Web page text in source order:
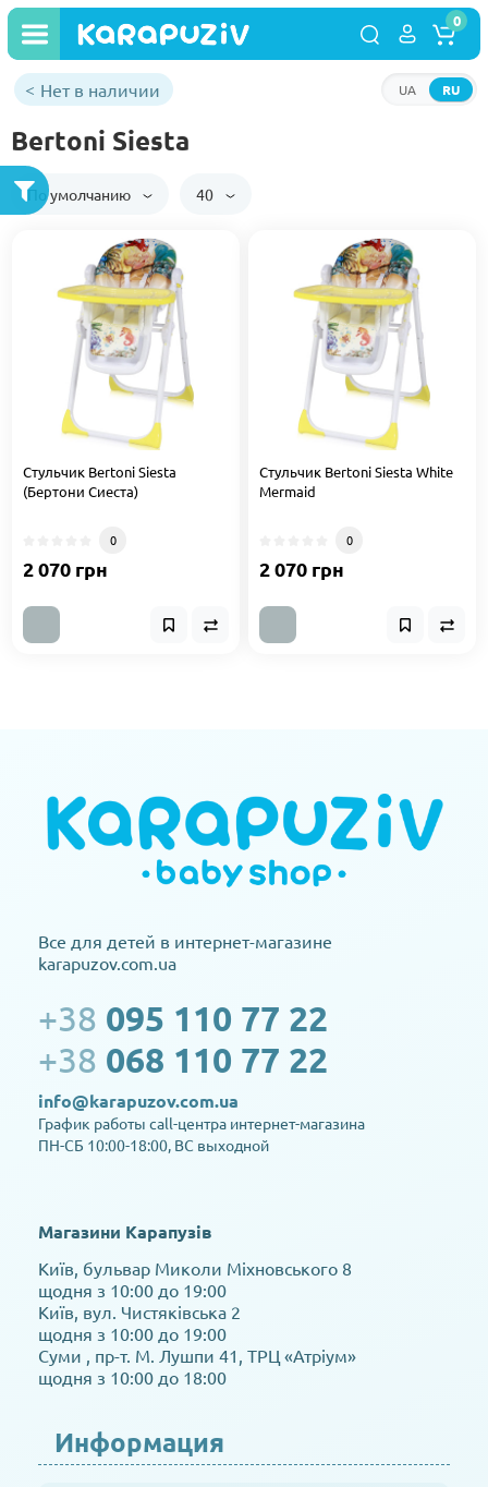
RU
UA
0
Нет в наличии
Bertoni Siesta
По умолчанию 40
Стульчик Bertoni Siesta
(Бертони Сиеста)
0
2 070 грн
Стульчик Bertoni Siesta White
Mermaid
0
2 070 грн
Все для детей в интернет-магазине
karapuzov.com.ua
+38 095 110 77 22
+38 068 110 77 22
info@karapuzov.com.ua
График работы call-центра интернет-магазина
ПН-СБ 10:00-18:00, ВС выходной
Магазини Карапузів
Київ, бульвар Миколи Міхновського 8
щодня з 10:00 до 19:00
Київ, вул. Чистяківська 2
щодня з 10:00 до 19:00
Суми , пр-т. М. Лушпи 41, ТРЦ «Атріум»
щодня з 10:00 до 18:00
Информация